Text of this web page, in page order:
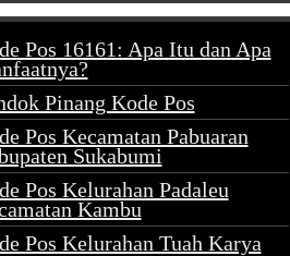
Pos 16161: Apa Itu dan Apa
Pinang Kode Pos
Pos Kecamatan Pabuaran
Sukabumi
Pos Kelurahan Padaleu
Kambu
Pos Kelurahan Tuah Karya